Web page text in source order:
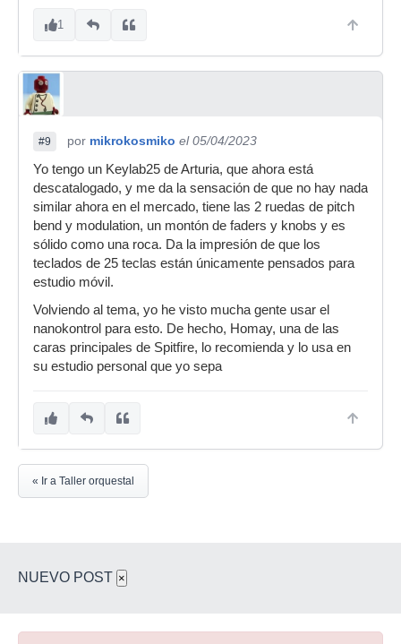
1
#9 por mikrokosmiko el 05/04/2023
Yo tengo un Keylab25 de Arturia, que ahora está
descatalogado, y me da la sensación de que no hay nada
similar ahora en el mercado, tiene las 2 ruedas de pitch
bend y modulation, un montón de faders y knobs y es
sólido como una roca. Da la impresión de que los
teclados de 25 teclas están únicamente pensados para
estudio móvil.
Volviendo al tema, yo he visto mucha gente usar el
nanokontrol para esto. De hecho, Homay, una de las
caras principales de Spitfire, lo recomienda y lo usa en
su estudio personal que yo sepa
« Ir a Taller orquestal
NUEVO POST ×